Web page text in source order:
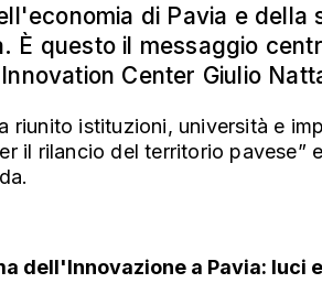
di Pavia e della
È questo il messaggio
Center Giulio
riunito istituzioni, università e
il rilancio del territorio pavese”
dell'Innovazione a Pavia: luci